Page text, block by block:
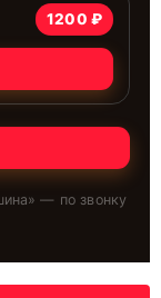
1200 ₽
» — по звонку